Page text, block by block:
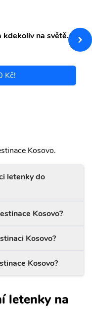
kdekoliv na světě.
Kč!
Kosovo.
letenky do
Kosovo?
Kosovo?
Kosovo?
letenky na